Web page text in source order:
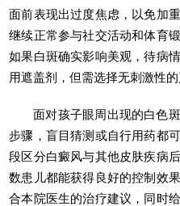
面前表现出过度焦虑，以免加
继续正常参与社交活动和体育
如果白斑确实影响美观，待病
用遮盖剂，但需选择无刺激性的
面对孩子眼周出现的白色
步骤，盲目猜测或自行用药都
段区分白癜风与其他皮肤疾病
数患儿都能获得良好的控制效
合本院医生的治疗建议，同时